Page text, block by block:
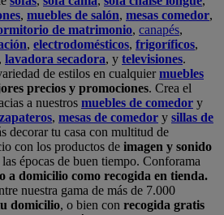
, muebles de salón, mesas comedor,
de matrimonio, canapés,
, electrodomésticos, frigoríficos,
, lavadora secadora, y televisiones.
de estilos en cualquiermuebles
precios y promociones. Crea el
a nuestros muebles de comedor y
zapateros, mesas de comedor y sillas de
decorar tu casa con multitud de
con los productos de imagen y sonido
las épocas de buen tiempo. Conforama
a domicilio como recogida en tienda.
nuestra gama de más de 7.000
domicilio, o bien con recogida gratis